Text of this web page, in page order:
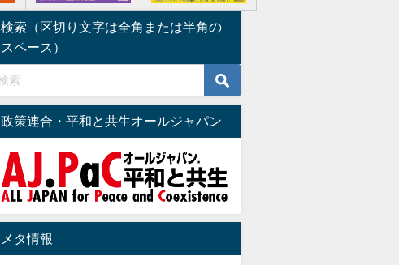
検索（区切り文字は全角または半角の
スペース）
政策連合・平和と共生オールジャパン
メタ情報